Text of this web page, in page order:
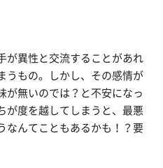
が異性と交流することがあれ
うもの。しかし、その感情が
が無いのでは？と不安になっ
が度を越してしまうと、最悪
なんてこともあるかも！？要